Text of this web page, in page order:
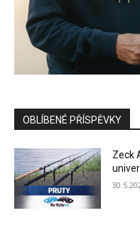
OBLÍBENÉ PŘÍSPĚVKY
Zeck